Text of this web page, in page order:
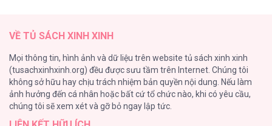
– Chap 3
Tôi Có Thể Nhìn Thấy Thông Số Của Cậu [...]
– Chap 2
128
Bỏ Quách Chồng Con Đi, Tiền Bạc Mới Là Tất Cả
123
VỀ TỦ SÁCH XINH XINH
Mọi thông tin, hình ảnh và dữ liệu trên website tủ sách xinh xinh
(tusachxinhxinh.org) đều được sưu tầm trên Internet. Chúng tôi
không sở hữu hay chịu trách nhiệm bản quyền nội dung. Nếu làm
ảnh hưởng đến cá nhân hoặc bất cứ tổ chức nào, khi có yêu cầu,
chúng tôi sẽ xem xét và gỡ bỏ ngay lập tức.